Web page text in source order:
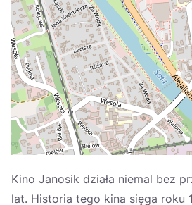
Zamknij
Kino Janosik działa niemal bez
lat. Historia tego kina sięga roku